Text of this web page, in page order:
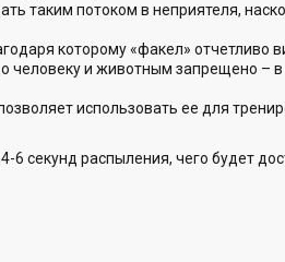
таким потоком в неприятеля,
которому «факел» отчетливо
и животным запрещено – в
использовать ее для
секунд распыления, чего будет